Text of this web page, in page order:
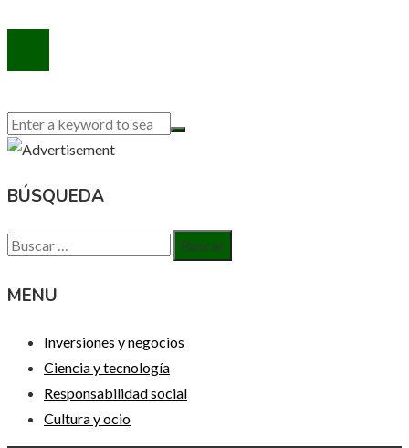
BÚSQUEDA
Buscar:
MENU
Inversiones y negocios
Ciencia y tecnología
Responsabilidad social
Cultura y ocio